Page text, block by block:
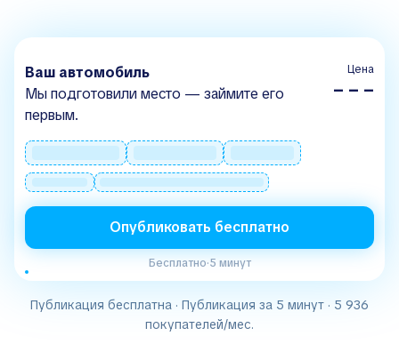
Ваш автомобиль
Мы подготовили место — займите его
первым.
Цена
– – –
Опубликовать бесплатно
Бесплатно·5 минут
Публикация бесплатна · Публикация за 5 минут · 5 936
покупателей/мес.